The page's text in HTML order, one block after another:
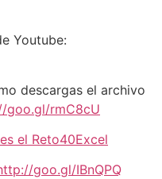
Youtube:
descargas el archivo
goo.gl/rmC8cU
el Reto40Excel
goo.gl/IBnQPQ